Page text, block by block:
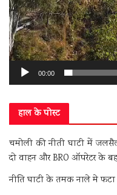
00:00
हाल के पोस्ट
चमोली की नीती घाटी में
दो वाहन और BRO ऑपरेटर के
नीति घाटी के तमक नाले मे फटा